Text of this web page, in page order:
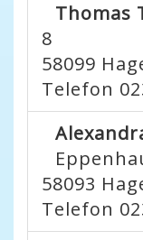
Thomas
8
58099
Telefon
58093
Telefon